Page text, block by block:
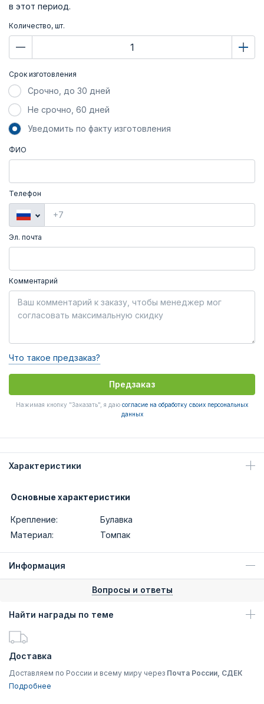
в этот период.
Количество, шт.
Срок изготовления
Срочно, до 30 дней
Не срочно, 60 дней
Уведомить по факту изготовления
ФИО
Телефон
Эл. почта
Комментарий
Что такое предзаказ?
Предзаказ
Нажимая кнопку "Заказать", я даю согласие на обработку своих персональных
данных
Характеристики
Основные характеристики
Крепление:
Булавка
Материал:
Томпак
Информация
Вопросы и ответы
Найти награды по теме
Доставка
Доставляем по России и всему миру через Почта России, СДЕК
Подробнее